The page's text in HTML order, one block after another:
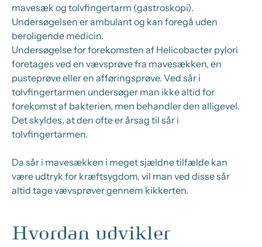
mavesæk og tolvfingertarm (gastroskopi).
Undersøgelsen er ambulant og kan foregå uden
beroligende medicin.
Undersøgelse for forekomsten af Helicobacter pylori
foretages ved en vævsprøve fra mavesækken, en
pusteprøve eller en afføringsprøve. Ved sår i
tolvfingertarmen undersøger man ikke altid for
forekomst af bakterien, men behandler den alligevel.
Det skyldes, at den ofte er årsag til sår i
tolvfingertarmen.
Da sår i mavesækken i meget sjældne tilfælde kan
være udtryk for kræftsygdom, vil man ved disse sår
altid tage vævsprøver gennem kikkerten.
Hvordan udvikler